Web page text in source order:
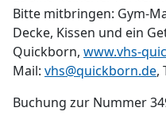
Bitte mitbringen: Gym-
Decke, Kissen und ein
Quickborn, www.vhs-
Mail: vhs@quickborn.de,
Buchung zur Nummer